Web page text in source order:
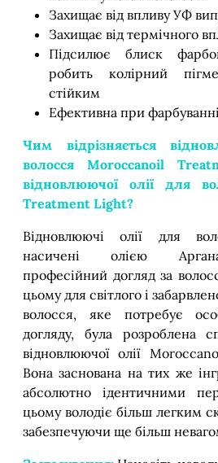
Захищає від впливу УФ
Захищає від термічного
Підсилює блиск
робить колірний
стійким
Ефективна при фарбуванні
Чим відрізняється
волосся Moroccanoil
відновлюючої олії для
Treatment Light?
Відновлюючі олії для
насичені олією
професійний догляд за
цьому для світлого і
волосся, яке потребує
догляду, була розроблена
відновлюючої олії
Вона заснована на тих же
абсолютно ідентичними
цьому володіє більш легким
забезпечуючи ще більш